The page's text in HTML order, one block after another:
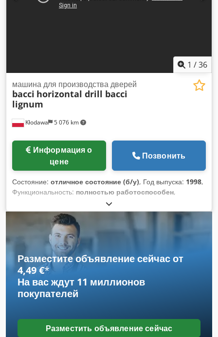
1 /36
Kłodawa 5 076 km
машина для производства дверей
bacci horizontal drill bacci
lignum
цене
Позвонить
Состояние: отличное состояние (б/у), Год выпуска: 1998,
Функциональность: полностью работоспособен,
Горизонтальный сверлильный станок Bacci Lignum с
колебанием, пневматическим столом, регулируемый
Dedpfx Aswyghbjm Djwa
Разместите объявление сейчас от
4,49 €*
На вас ждут 11 миллионов
покупателей
Разместить объявление сейчас